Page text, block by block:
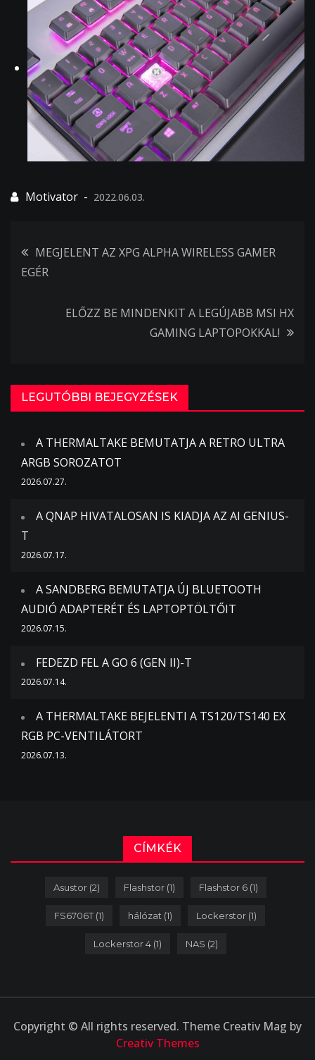
2022.06.03.
Bejegyzés
MEGJELENT AZ XPG ALPHA WIRELESS GAMER
EGÉR
ELŐZZ BE MINDENKIT A LEGÚJABB MSI HX
GAMING LAPTOPOKKAL!
LEGUTÓBBI BEJEGYZÉSEK
A THERMALTAKE BEMUTATJA A RETRO ULTRA
ARGB SOROZATOT
2026.07.27.
A QNAP HIVATALOSAN IS KIADJA AZ AI GENIUS-
T
2026.07.17.
A SANDBERG BEMUTATJA ÚJ BLUETOOTH
AUDIÓ ADAPTERÉT ÉS LAPTOPTÖLTŐIT
2026.07.15.
FEDEZD FEL A GO 6 (GEN II)-T
2026.07.14.
A THERMALTAKE BEJELENTI A TS120/TS140 EX
RGB PC-VENTILÁTORT
2026.07.13.
CÍMKÉK
Asustor(2) Flashstor(1) Flashstor 6(1)
FS6706T (1) hálózat (1) Lockerstor (1)
Lockerstor 4(1) NAS (2)
Copyright © All rights reserved. Theme Creativ Mag by
Creativ Themes